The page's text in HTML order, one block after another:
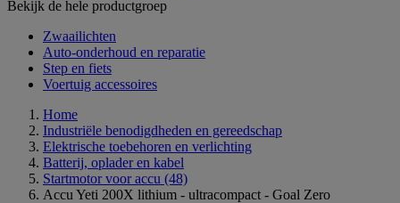
Bekijk de hele productgroep
Zwaailichten
Auto-onderhoud en reparatie
Step en fiets
Voertuig accessoires
Home
Industriële benodigdheden en gereedschap
Elektrische toebehoren en verlichting
Batterij, oplader en kabel
Startmotor voor accu (48)
Accu Yeti 200X lithium - ultracompact - Goal Zero